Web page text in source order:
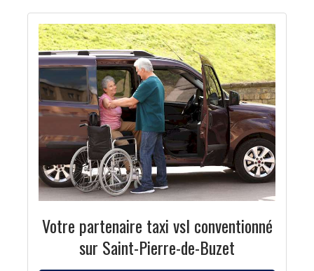
Votre partenaire taxi vsl conventionné
sur Saint-Pierre-de-Buzet